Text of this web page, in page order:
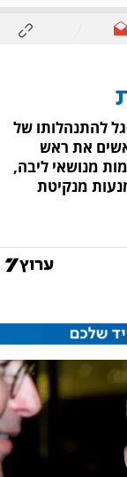
להתנהלותו של
את ראש
מנושאי ליבה,
מנקיטת